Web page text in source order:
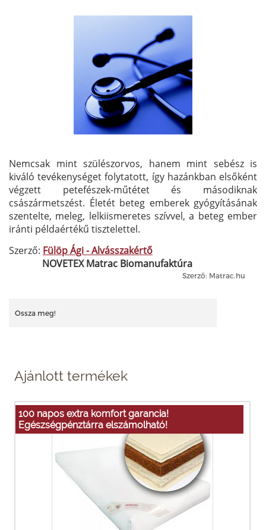
Nemcsak mint szülészorvos, hanem mint sebész is
kiváló tevékenységet folytatott, így hazánkban elsőként
végzett petefészek-műtétet és másodiknak
császármetszést. Életét beteg emberek gyógyításának
szentelte, meleg, lelkiismeretes szívvel, a beteg ember
iránti példaértékű tisztelettel.
Szerző: Fülöp Ági - Alvásszakértő
NOVETEX Matrac Biomanufaktúra
Szerző: Matrac.hu
Ossza meg!
Ajánlott termékek
100 napos extra komfort garancia!
Egészségpénztárra elszámolható!